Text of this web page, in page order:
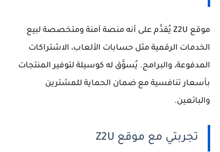
موقع Z2U يُقدَّم على أنه منصة آمنة ومتخصصة لبيع
الخدمات الرقمية مثل حسابات الألعاب، الاشتراكات
المدفوعة، والبرامج. يُسوَّق له كوسيلة لتوفير المنتجات
بأسعار تنافسية مع ضمان الحماية للمشترين
والبائعين.
تجربتي مع موقع Z2U